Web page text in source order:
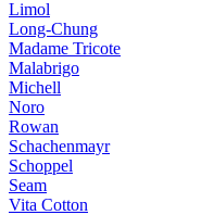
Limol
Long-Chung
Madame Tricote
Malabrigo
Michell
Noro
Rowan
Schachenmayr
Schoppel
Seam
Vita Cotton